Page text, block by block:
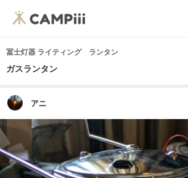
冨士灯器 ライティング ランタン
ガスランタン
アニ